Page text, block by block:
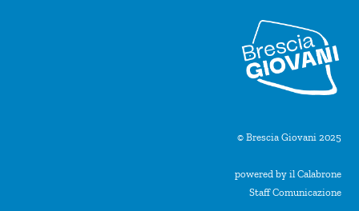
© Brescia Giovani 2025
powered by il Calabrone
Staff Comunicazione